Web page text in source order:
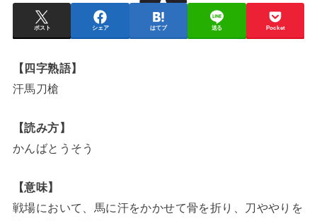
ポスト シェア はてブ 送る Pocket
【四字熟語】
汗馬刀槍
【読み方】
かんばとうそう
【意味】
戦場において、馬に汗をかかせて骨を折り、刀ややりを